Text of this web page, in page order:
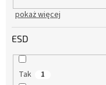
pokaż więcej
ESD
Tak 1